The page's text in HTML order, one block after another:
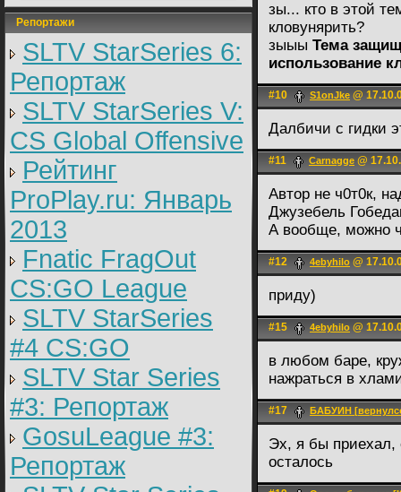
Репортажи
SLTV StarSeries 6:
Репортаж
SLTV StarSeries V:
CS Global Offensive
Рейтинг
ProPlay.ru: Январь
2013
Fnatic FragOut
CS:GO League
SLTV StarSeries
#4 CS:GO
SLTV Star Series
#3: Репортаж
GosuLeague #3:
Репортаж
зы... кто в этой
кловунярить?
зыыы Тема
использование
#10 S1onJke @
Далбичи с гидки
#11 Carnagge @
Автор не ч0т0к,
Джузебель
А вообще, можно
#12 4ebyhilo @
приду)
#15 4ebyhilo @
в любом баре,
нажраться в
#17 БАБУИН
Эх, я бы приехал,
осталось